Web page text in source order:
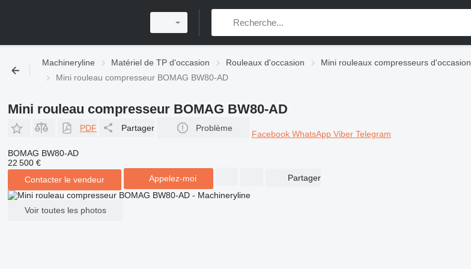
Machineryline Matériel de TP d'occasion Rouleaux d'occasion Mini rouleaux compresseurs d'occasion
Mini rouleau compresseur BOMAG BW80-AD
Mini rouleau compresseur BOMAG BW80-AD
PDF Partager Problème
Facebook WhatsApp Viber Telegram
BOMAG BW80-AD
22 500 €
Contacter le vendeur
Appelez-moi Partager
Voir toutes les photos